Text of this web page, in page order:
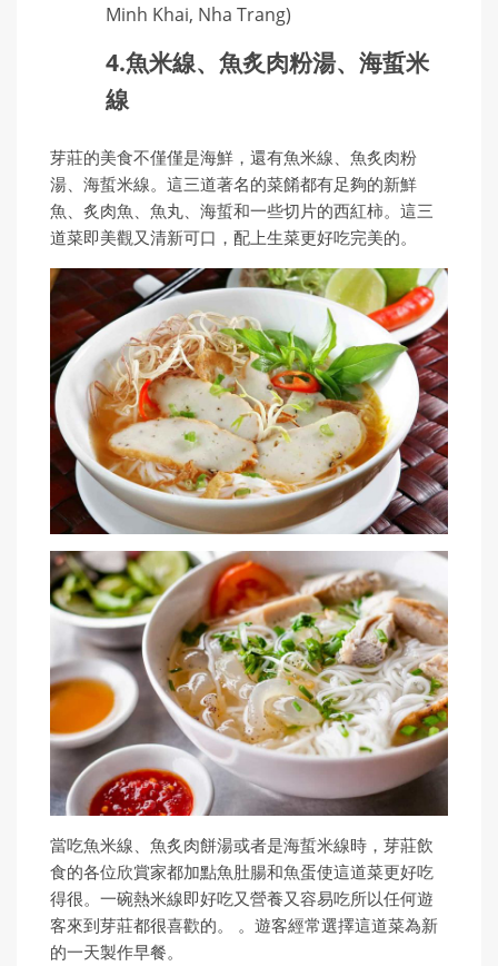
Minh Khai, Nha Trang)
4.魚米線、魚炙肉粉湯、海蜇米
線
芽莊的美食不僅僅是海鮮，還有魚米線、魚炙肉粉
湯、海蜇米線。這三道著名的菜餚都有足夠的新鮮
魚、炙肉魚、魚丸、海蜇和一些切片的西紅柿。這三
道菜即美觀又清新可口，配上生菜更好吃完美的。
當吃魚米線、魚炙肉餅湯或者是海蜇米線時，芽莊飲
食的各位欣賞家都加點魚肚腸和魚蛋使這道菜更好吃
得很。一碗熱米線即好吃又營養又容易吃所以任何遊
客來到芽莊都很喜歡的。 。遊客經常選擇這道菜為新
的一天製作早餐。